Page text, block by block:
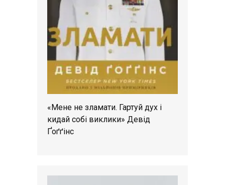
«Мене не зламати. Гартуй дух і
кидай собі виклики» Девід
Ґоґґінс